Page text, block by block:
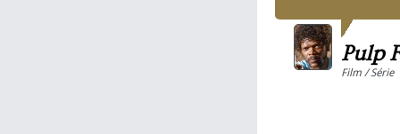
Pulp
Film / Série